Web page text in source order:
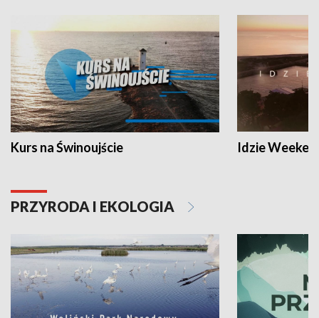
Kurs na Świnoujście Idzie
PRZYRODA I EKOLOGIA